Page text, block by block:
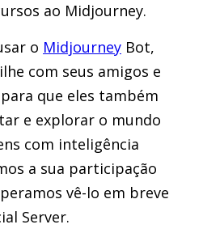
ao Midjourney.
o Midjourney Bot,
com seus amigos e
que eles também
e explorar o mundo
com inteligência
a sua participação
vê-lo em breve
Server.